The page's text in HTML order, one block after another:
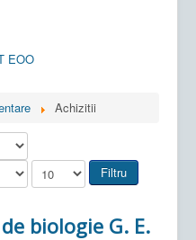
EOO
Achizitii
Filtru
biologie G. E.